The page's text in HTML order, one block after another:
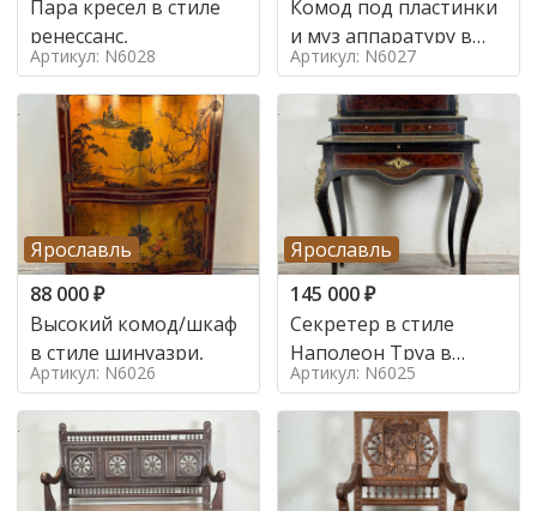
Пара кресел в стиле
ренессанс,
Артикул: N6028
Комод под пластинки
и муз аппаратуру в
стиле шинуазри,
Артикул: N6027
Ярославль
88 000₽
Высокий комод/шкаф
в стиле шинуазри,
Артикул: N6026
Ярославль
145 000₽
Секретер в стиле
Наполеон Труа в
стиле 19 век
Артикул: N6025